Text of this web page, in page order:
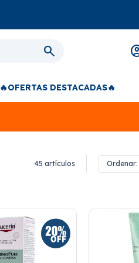
🔥OFERTAS DESTACADAS🔥
45 artículos